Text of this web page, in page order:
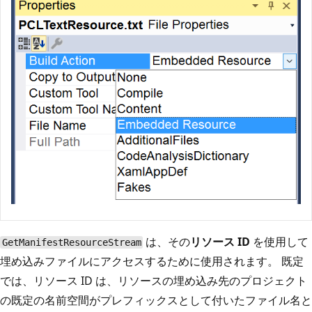
GetManifestResourceStream は、そのリソース ID を使用して
埋め込みファイルにアクセスするために使用されます。 既定
では、リソース ID は、リソースの埋め込み先のプロジェクト
の既定の名前空間がプレフィックスとして付いたファイル名と